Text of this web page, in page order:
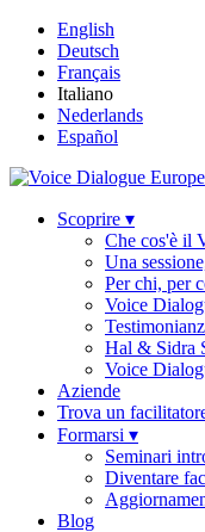
English
Deutsch
Français
Italiano
Nederlands
Español
Scoprire ▾
Che cos'è il
Una
Per chi, per
Voice
Hal & Sidra
Voice
Aziende
Trova un
Formarsi ▾
Seminari
Diventare
Blog